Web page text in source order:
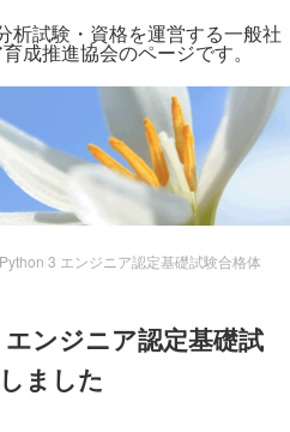
析試験・資格を運営する一般社
成推進協会のページです。
3 エンジニア認定基礎試験合格体
ンジニア認定基礎試
ました